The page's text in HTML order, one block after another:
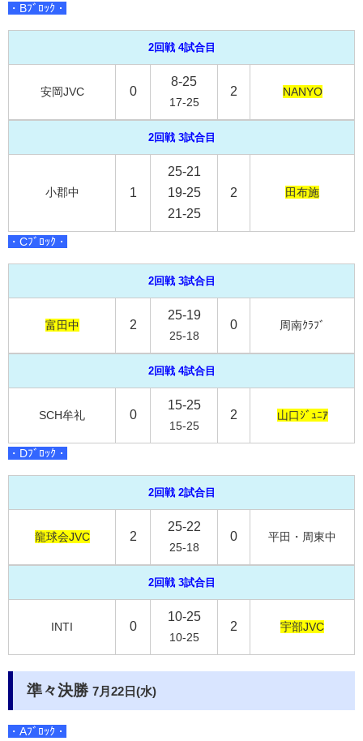
・Bﾌﾞﾛｯｸ・
2回戦 4試合目
安岡JVC 0
8-25
17-25
2 NANYO
2回戦 3試合目
小郡中 1
25-21
19-25
21-25
2 田布施
・Cﾌﾞﾛｯｸ・
2回戦 3試合目
富田中 2
25-19
25-18
0 周南ｸﾗﾌﾞ
2回戦 4試合目
SCH牟礼 0
15-25
15-25
2 山口ｼﾞｭﾆｱ
・Dﾌﾞﾛｯｸ・
2回戦 2試合目
龍球会JVC 2
25-22
25-18
0 平田・周東中
2回戦 3試合目
INTI 0
10-25
10-25
2 宇部JVC
準々決勝 7月22日(水)
・Aﾌﾞﾛｯｸ・